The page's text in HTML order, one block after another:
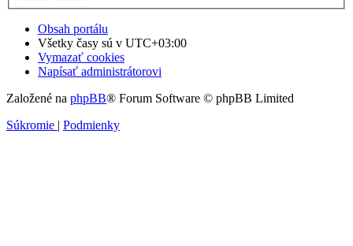
Obsah portálu
Všetky časy sú v UTC+03:00
Vymazať cookies
Napísať administrátorovi
Založené na phpBB® Forum Software © phpBB Limited
Súkromie | Podmienky